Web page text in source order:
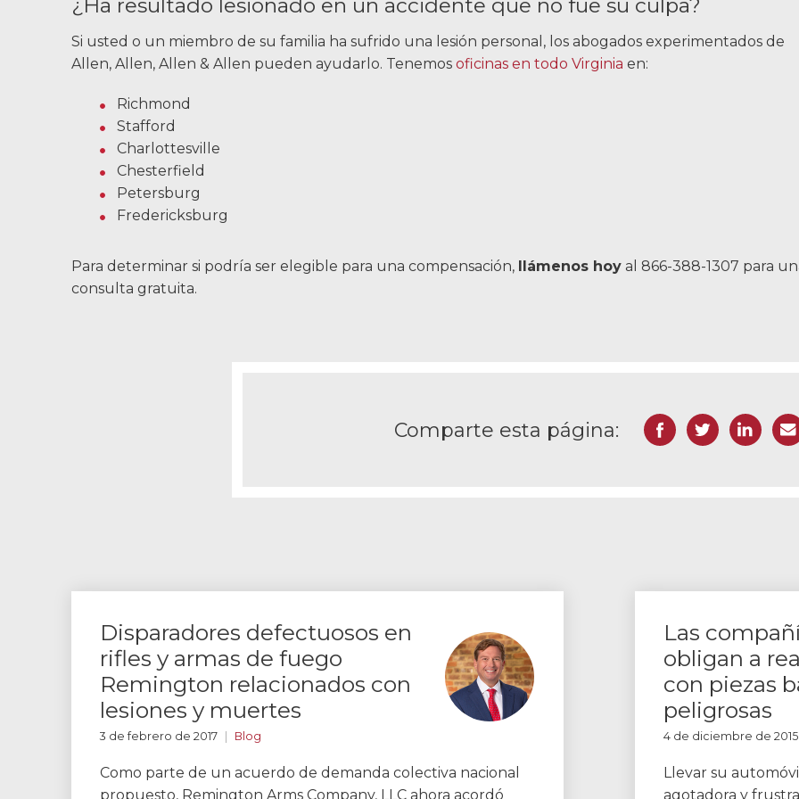
¿Ha resultado lesionado en un accidente que no fue su culpa?
Si usted o un miembro de su familia ha sufrido una lesión personal, los abogados experimentados de
Allen, Allen, Allen & Allen pueden ayudarlo. Tenemos oficinas en todo Virginia en:
Richmond
Stafford
Charlottesville
Chesterfield
Petersburg
Fredericksburg
Para determinar si podría ser elegible para una compensación, llámenos hoy al 866-388-1307 para
consulta gratuita.
Comparte esta página: Facebook
GorjeoLinkedIn
Disparadores defectuosos en
rifles y armas de fuego
Remington relacionados con
lesiones y muertes
3 de febrero de 2017 Blog
Como parte de un acuerdo de demanda colectiva nacional
propuesto, Remington Arms Company, LLC ahora acordó
Las
obligan a
con piezas
peligrosas
4 de diciembre de 2015
Llevar su
agotadora y